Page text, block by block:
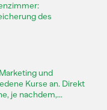
des
und
Kurse an. Direkt
je nachdem,...